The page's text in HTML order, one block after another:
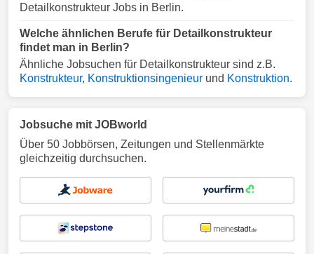
Detailkonstrukteur Jobs in Berlin.
Welche ähnlichen Berufe für Detailkonstrukteur
findet man in Berlin?
Ähnliche Jobsuchen für Detailkonstrukteur sind z.B.
Konstrukteur, Konstruktionsingenieur und Konstruktion.
Jobsuche mit JOBworld
Über 50 Jobbörsen, Zeitungen und Stellenmärkte
gleichzeitig durchsuchen.